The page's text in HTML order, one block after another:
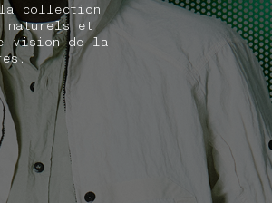
la collection
naturels et
vision de la